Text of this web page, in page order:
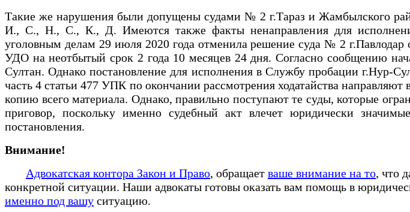
Такие же нарушения были допущены судами № 2 г.Тараз и Жамбылского
И., С., Н., С., К., Д. Имеются также факты ненаправления для
уголовным делам 29 июля 2020 года отменила решение суда № 2
УДО на неотбытый срок 2 года 10 месяцев 24 дня. Согласно сообщению
Султан. Однако постановление для исполнения в Службу пробации г.Нур-
часть 4 статьи 477 УПК по окончании рассмотрения ходатайства
копию всего материала. Однако, правильно поступают те суды, которые
приговор, поскольку именно судебный акт влечет юридически
постановления.
Внимание!
Адвокатская контора Закон и Право, обращает ваше внимание на то, что
конкретной ситуации. Наши адвокаты готовы оказать вам помощь в
именно под вашу ситуацию.